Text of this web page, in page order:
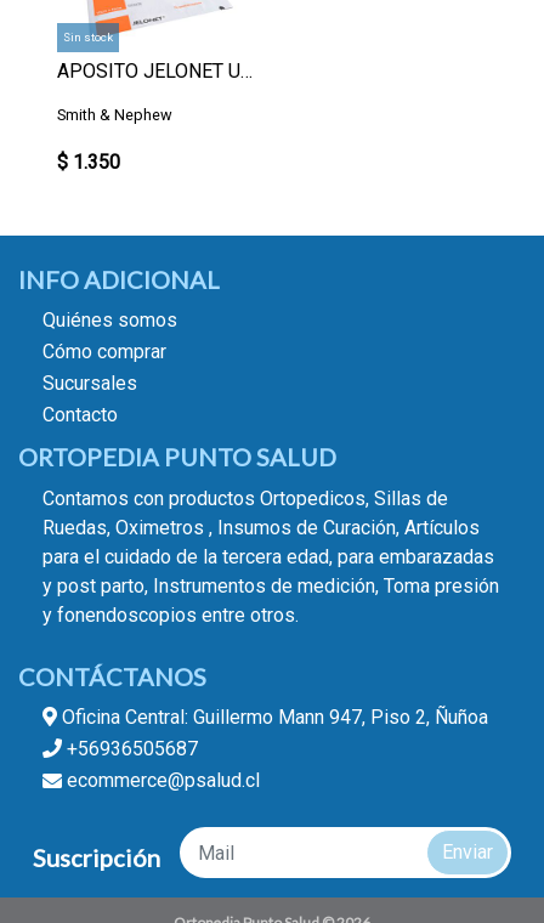
Sin stock
APOSITO JELONET UN.
Smith & Nephew
$ 1.350
INFO ADICIONAL
Quiénes somos
Cómo comprar
Sucursales
Contacto
ORTOPEDIA PUNTO SALUD
Contamos con productos Ortopedicos, Sillas de
Ruedas, Oximetros , Insumos de Curación, Artículos
para el cuidado de la tercera edad, para embarazadas
y post parto, Instrumentos de medición, Toma presión
y fonendoscopios entre otros.
CONTÁCTANOS
Oficina Central: Guillermo Mann 947, Piso 2, Ñuñoa
+56936505687
ecommerce@psalud.cl
Suscripción Enviar